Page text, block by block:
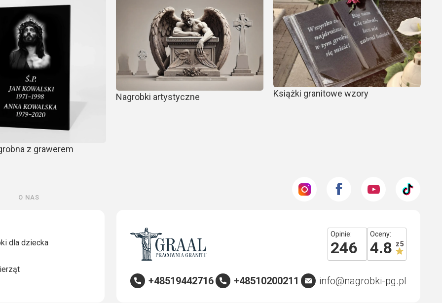
z grawerem
Nagrobki artystyczne Książki granitowe wzory
O nas
dla dziecka
Opinie:
246
Oceny:
4.8 z 5
+48519442716 +48510200211 info@nagrobki-pg.pl